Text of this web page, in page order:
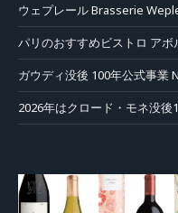
ウェプレール Brasserie
パリのおすすめビストロ アボ
ガウディ没後 100年公式事業
2026年はクロード・モネ没後